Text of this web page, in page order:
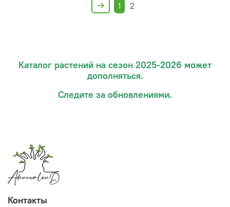
1 2
Каталог растений на сезон 2025-2026 может
дополняться.
Следите за обновлениями.
Контакты